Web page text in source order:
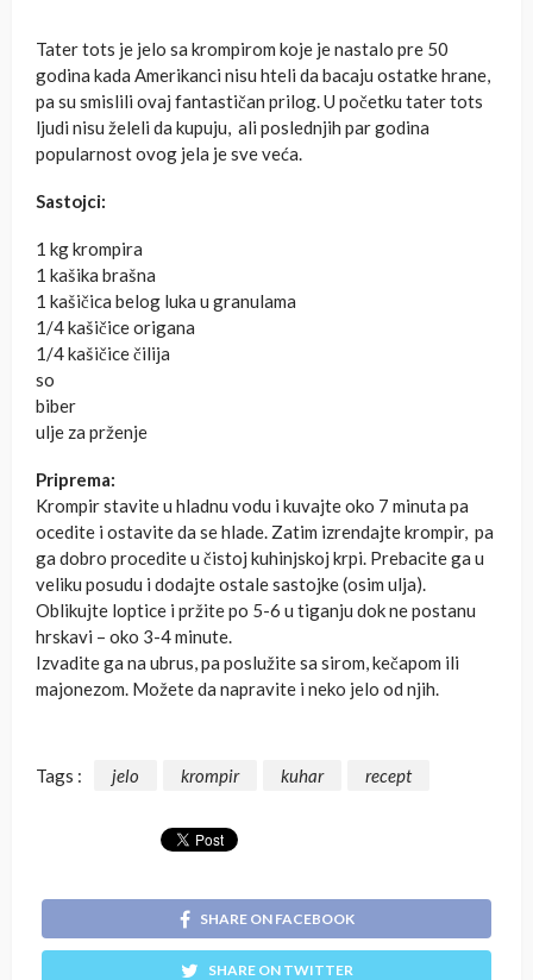
Tater tots je jelo sa krompirom koje je nastalo pre 50
godina kada Amerikanci nisu hteli da bacaju ostatke hrane,
pa su smislili ovaj fantastičan prilog. U početku tater tots
ljudi nisu želeli da kupuju, ali poslednjih par godina
popularnost ovog jela je sve veća.
Sastojci:
1 kg krompira
1 kašika brašna
1 kašičica belog luka u granulama
1/4 kašičice origana
1/4 kašičice čilija
so
biber
ulje za prženje
Priprema:
Krompir stavite u hladnu vodu i kuvajte oko 7 minuta pa
ocedite i ostavite da se hlade. Zatim izrendajte krompir, pa
ga dobro procedite u čistoj kuhinjskoj krpi. Prebacite ga u
veliku posudu i dodajte ostale sastojke (osim ulja).
Oblikujte loptice i pržite po 5-6 u tiganju dok ne postanu
hrskavi – oko 3-4 minute.
Izvadite ga na ubrus, pa poslužite sa sirom, kečapom ili
majonezom. Možete da napravite i neko jelo od njih.
Tags : jelo krompir kuhar recept
SHARE ON FACEBOOK
SHARE ON TWITTER